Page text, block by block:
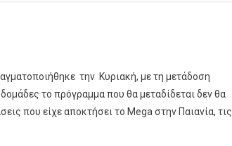
την Κυριακή, με τη μετάδοση
το πρόγραμμα που θα μεταδίδεται δεν θα
που είχε αποκτήσει το Mega στην Παιανία, τις